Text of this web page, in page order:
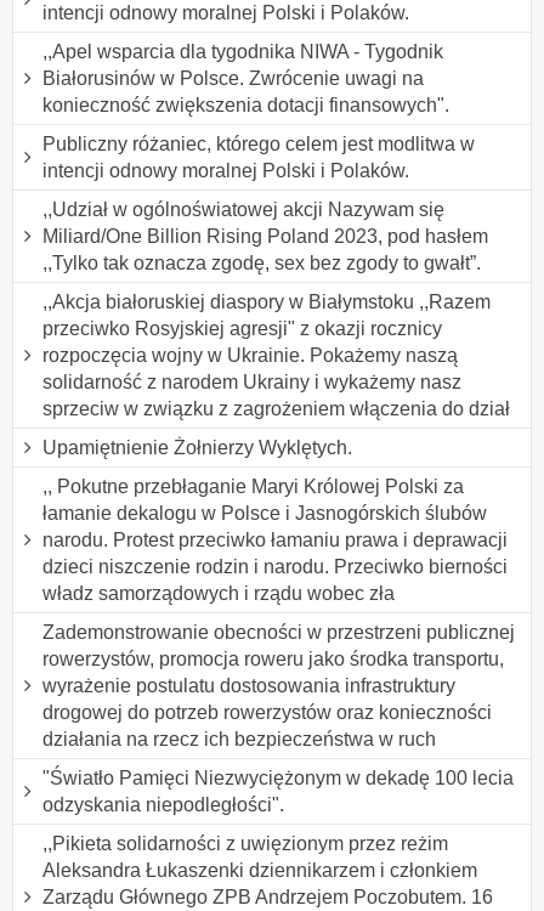
intencji odnowy moralnej Polski i Polaków.
,,Apel wsparcia dla tygodnika NIWA - Tygodnik
Białorusinów w Polsce. Zwrócenie uwagi na
konieczność zwiększenia dotacji finansowych".
Publiczny różaniec, którego celem jest modlitwa w
intencji odnowy moralnej Polski i Polaków.
,,Udział w ogólnoświatowej akcji Nazywam się
Miliard/One Billion Rising Poland 2023, pod hasłem
,,Tylko tak oznacza zgodę, sex bez zgody to gwałt”.
,,Akcja białoruskiej diaspory w Białymstoku ,,Razem
przeciwko Rosyjskiej agresji" z okazji rocznicy
rozpoczęcia wojny w Ukrainie. Pokażemy naszą
solidarność z narodem Ukrainy i wykażemy nasz
sprzeciw w związku z zagrożeniem włączenia do dział
Upamiętnienie Żołnierzy Wyklętych.
,, Pokutne przebłaganie Maryi Królowej Polski za
łamanie dekalogu w Polsce i Jasnogórskich ślubów
narodu. Protest przeciwko łamaniu prawa i deprawacji
dzieci niszczenie rodzin i narodu. Przeciwko bierności
władz samorządowych i rządu wobec zła
Zademonstrowanie obecności w przestrzeni publicznej
rowerzystów, promocja roweru jako środka transportu,
wyrażenie postulatu dostosowania infrastruktury
drogowej do potrzeb rowerzystów oraz konieczności
działania na rzecz ich bezpieczeństwa w ruch
"Światło Pamięci Niezwyciężonym w dekadę 100 lecia
odzyskania niepodległości".
,,Pikieta solidarności z uwięzionym przez reżim
Aleksandra Łukaszenki dziennikarzem i członkiem
Zarządu Głównego ZPB Andrzejem Poczobutem. 16